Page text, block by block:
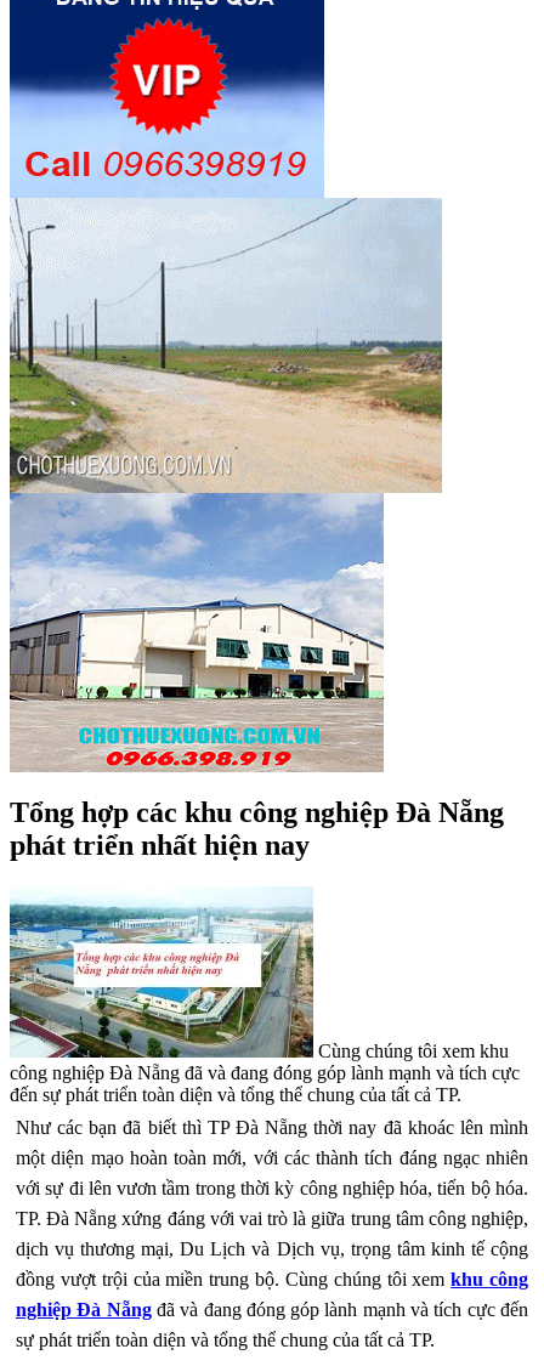
Tổng hợp các khu công nghiệp Đà Nẵng
phát triển nhất hiện nay
Cùng chúng tôi xem khu
công nghiệp Đà Nẵng đã và đang đóng góp lành mạnh và tích cực
đến sự phát triển toàn diện và tổng thể chung của tất cả TP.
Như các bạn đã biết thì TP Đà Nẵng thời nay đã khoác lên mình
một diện mạo hoàn toàn mới, với các thành tích đáng ngạc nhiên
với sự đi lên vươn tầm trong thời kỳ công nghiệp hóa, tiến bộ hóa.
TP. Đà Nẵng xứng đáng với vai trò là giữa trung tâm công nghiệp,
dịch vụ thương mại, Du Lịch và Dịch vụ, trọng tâm kinh tế cộng
đồng vượt trội của miền trung bộ. Cùng chúng tôi xemkhu công
nghiệp Đà Nẵngđã và đang đóng góp lành mạnh và tích cực đến
sự phát triển toàn diện và tổng thể chung của tất cả TP.